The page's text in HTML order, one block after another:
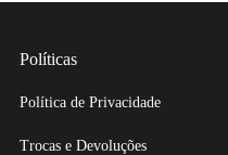
Políticas
Política de Privacidade
Trocas e Devoluções